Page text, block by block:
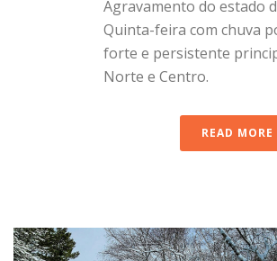
Agravamento do estado
Quinta-feira com chuva
forte e persistente
Norte e Centro.
READ MORE